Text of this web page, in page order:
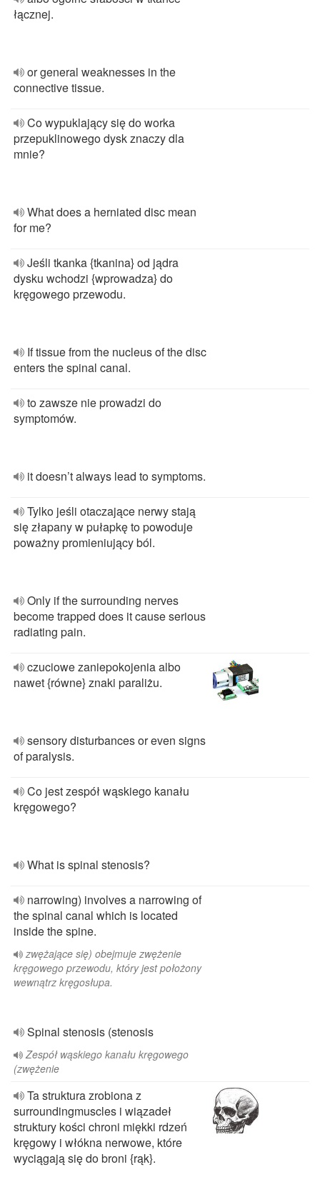
łącznej.
or general weaknesses in the
connective tissue.
Co wypuklający się do worka
przepuklinowego dysk znaczy dla
mnie?
What does a herniated disc mean
for me?
Jeśli tkanka {tkanina} od jądra
dysku wchodzi {wprowadza} do
kręgowego przewodu.
If tissue from the nucleus of the disc
enters the spinal canal.
to zawsze nie prowadzi do
symptomów.
it doesn’t always lead to symptoms.
Tylko jeśli otaczające nerwy stają
się złapany w pułapkę to powoduje
poważny promieniujący ból.
Only if the surrounding nerves
become trapped does it cause serious
radiating pain.
czuciowe zaniepokojenia albo
nawet {równe} znaki paraliżu.
sensory disturbances or even signs
of paralysis.
Co jest zespół wąskiego kanału
kręgowego?
What is spinal stenosis?
narrowing) involves a narrowing of
the spinal canal which is located
inside the spine.
zwężające się) obejmuje zwężenie
kręgowego przewodu, który jest położony
wewnątrz kręgosłupa.
Spinal stenosis (stenosis
Zespół wąskiego kanału kręgowego
(zwężenie
Ta struktura zrobiona z
surroundingmuscles i wiązadeł
struktury kości chroni miękki rdzeń
kręgowy i włókna nerwowe, które
wyciągają się do broni {rąk}.